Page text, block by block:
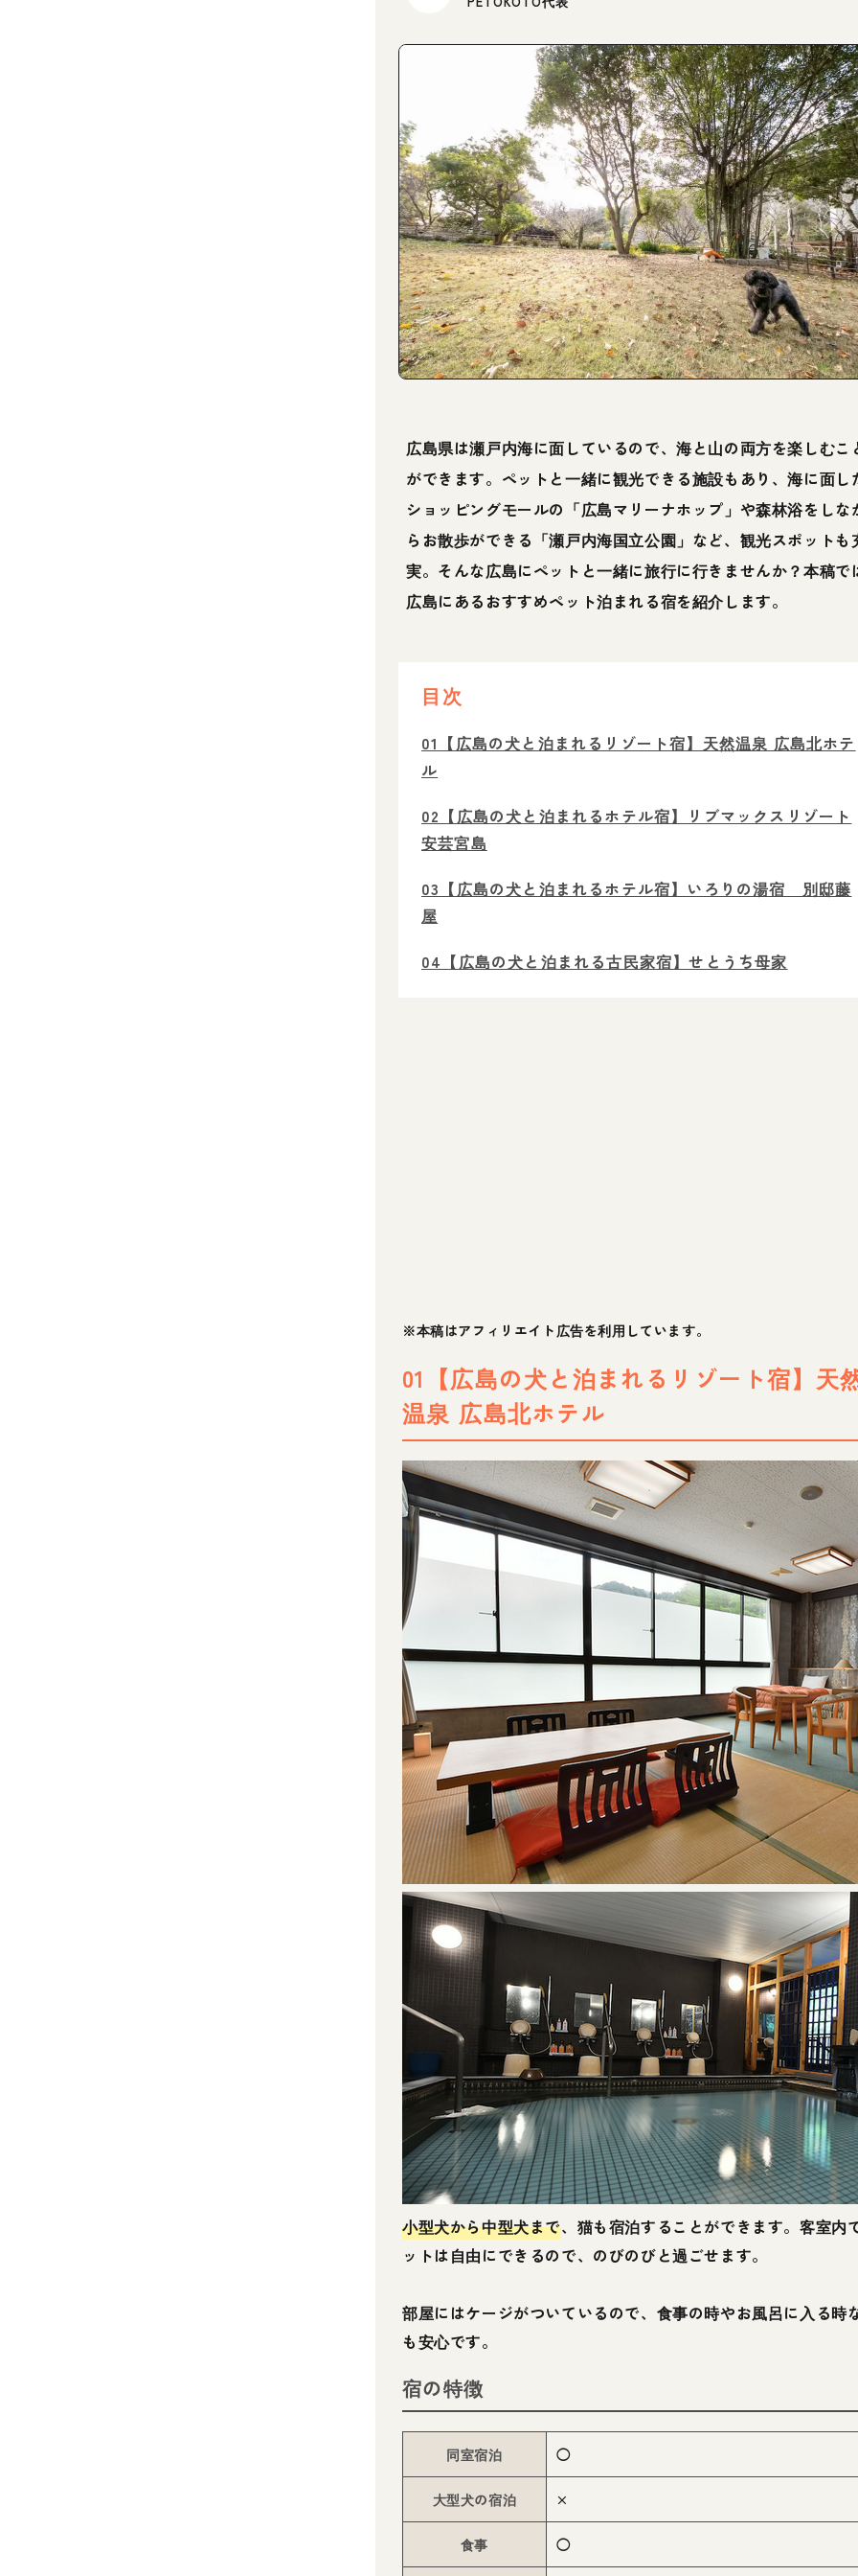
広島県は瀬戸内海に面しているので、海と山の両方を楽しむこ
ができます。ペットと一緒に観光できる施設もあり、海に面し
ショッピングモールの「広島マリーナホップ」や森林浴をしな
らお散歩ができる「瀬戸内海国立公園」など、観光スポットも
実。そんな広島にペットと一緒に旅行に行きませんか？本稿で
広島にあるおすすめペット泊まれる宿を紹介します。
目次
01【広島の犬と泊まれるリゾート宿】天然温泉 広島北ホテ
ル
02【広島の犬と泊まれるホテル宿】リブマックスリゾート
安芸宮島
03【広島の犬と泊まれるホテル宿】いろりの湯宿 別邸藤
屋
04【広島の犬と泊まれる古民家宿】せとうち母家
※本稿はアフィリエイト広告を利用しています。
01【広島の犬と泊まれるリゾート宿】天
温泉 広島北ホテル
小型犬から中型犬まで、猫も宿泊することができます。客室内
ットは自由にできるので、のびのびと過ごせます。
部屋にはケージがついているので、食事の時やお風呂に入る時
も安心です。
宿の特徴
同室宿泊 ◯
大型犬の宿泊 ×
食事 ◯